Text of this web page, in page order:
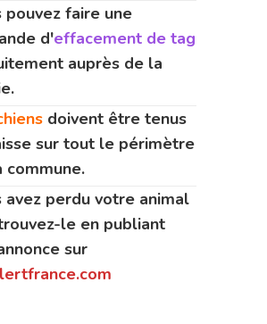
pouvez faire une
d'effacement de tag
auprès de la
doivent être tenus
sur tout le périmètre
commune.
avez perdu votre animal
le en publiant
sur